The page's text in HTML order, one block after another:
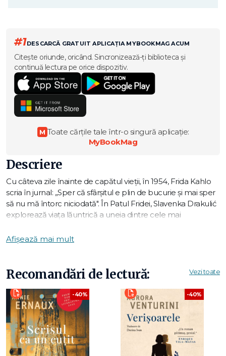
#1DESCARCĂ GRATUIT APLICAȚIA MYBOOKMAG ACUM
Citește oriunde, oricând. Sincronizează-ți biblioteca și
continuă lectura pe orice dispozitiv.
M Toate cărțile tale într-o singură aplicație:
MyBookMag
Descriere
Cu câteva zile înainte de capătul vieții, în 1954, Frida Kahlo
scria în jurnal: „Sper că sfârșitul e plin de bucurie și mai sper
să nu mă întorc niciodată". În Patul Fridei, Slavenka Drakulić
explorează viața lăuntrică a uneia dintre cele mai
amintirile Fridei în descrierea tablourilor ei și dând naștere
această imagine a Fridei Kahlo va atrage cititorii de ficțiune și
iubitorii de artă deopotrivă.
„După descoperirea legăturii dintre Diego Rivera și sora ei,
Kity, pictura Fridei trece de la pasiune la nevoie arzătoare, o
cale de a supraviețui trădării și propriilor limite fizice."
Publishers Weekly
Afișează mai mult
Recomandări de lectură: Vezi toate
-40% -40%